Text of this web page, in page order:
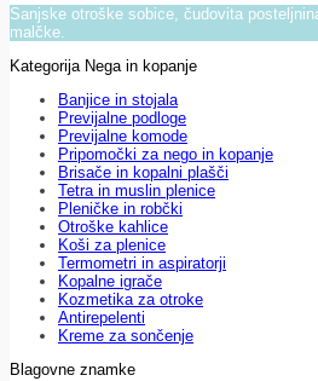
Sanjske otroške sobice, čudovita
malčke.
Kategorija Nega in kopanje
Banjice in stojala
Previjalne podloge
Previjalne komode
Pripomočki za nego in kopanje
Brisače in kopalni plašči
Tetra in muslin plenice
Pleničke in robčki
Otroške kahlice
Koši za plenice
Termometri in aspiratorji
Kopalne igrače
Kozmetika za otroke
Antirepelenti
Kreme za sončenje
Blagovne znamke